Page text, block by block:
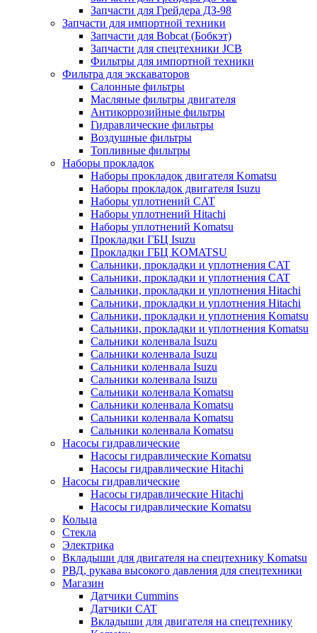
Запчасти для Грейдера ДЗ-98
Запчасти для импортной техники
Запчасти для Bobcat (Бобкэт)
Запчасти для спецтехники JCB
Фильтры для импортной техники
Фильтра для экскаваторов
Салонные фильтры
Масляные фильтры двигателя
Антикоррозийные фильтры
Гидравлические фильтры
Воздушные фильтры
Топливные фильтры
Наборы прокладок
Наборы прокладок двигателя Komatsu
Наборы прокладок двигателя Isuzu
Наборы уплотнений CAT
Наборы уплотнений Hitachi
Наборы уплотнений Komatsu
Прокладки ГБЦ Isuzu
Прокладки ГБЦ KOMATSU
Сальники, прокладки и уплотнения CAT
Сальники, прокладки и уплотнения CAT
Сальники, прокладки и уплотнения Hitachi
Сальники, прокладки и уплотнения Hitachi
Сальники, прокладки и уплотнения Komatsu
Сальники, прокладки и уплотнения Komatsu
Сальники коленвала Isuzu
Сальники коленвала Isuzu
Сальники коленвала Isuzu
Сальники коленвала Isuzu
Сальники коленвала Komatsu
Сальники коленвала Komatsu
Сальники коленвала Komatsu
Сальники коленвала Komatsu
Насосы гидравлические
Насосы гидравлические Komatsu
Насосы гидравлические Hitachi
Насосы гидравлические
Насосы гидравлические Hitachi
Насосы гидравлические Komatsu
Кольца
Стекла
Электрика
Вкладыши для двигателя на спецтехнику Komatsu
РВД, рукава высокого давления для спецтехники
Магазин
Датчики Cummins
Датчики CAT
Вкладыши для двигателя на спецтехнику